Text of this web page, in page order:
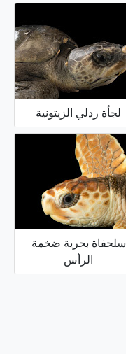
لجأة ردلي الزيتونية
سلحفاة بحرية ضخمة
الرأس